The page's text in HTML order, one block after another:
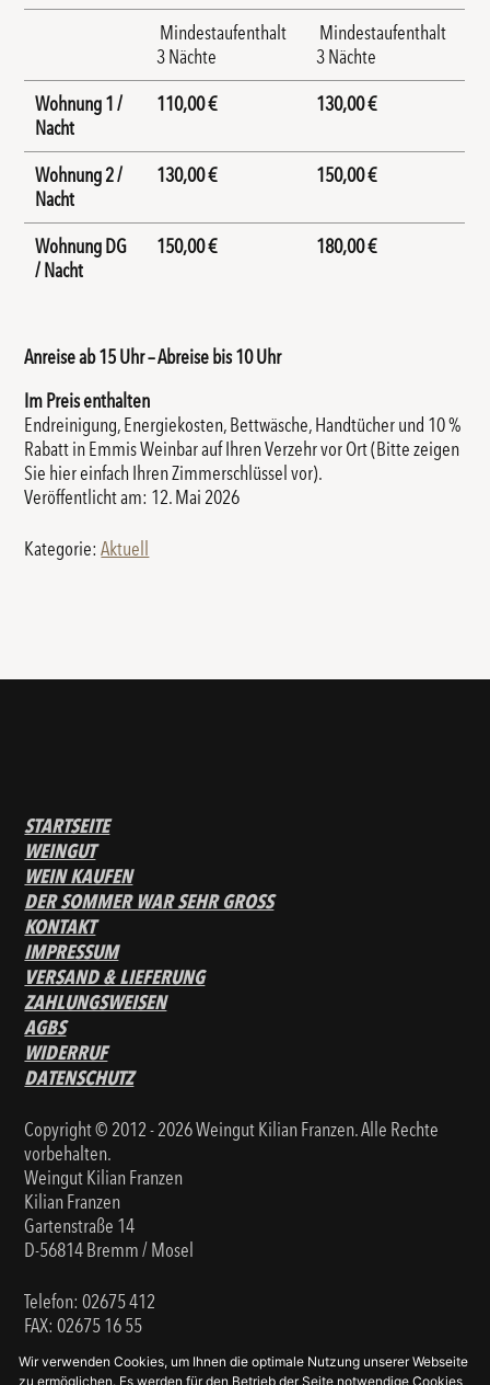
Mindestaufenthalt
3 Nächte
Mindestaufenthalt
3 Nächte
Wohnung 1 /
Nacht
110,00 € 130,00 €
Wohnung 2 /
Nacht
130,00 € 150,00 €
Wohnung DG
/ Nacht
150,00 € 180,00 €
Anreise ab 15 Uhr – Abreise bis 10 Uhr
Im Preis enthalten
Endreinigung, Energiekosten, Bettwäsche, Handtücher und 10 %
Rabatt in Emmis Weinbar auf Ihren Verzehr vor Ort (Bitte zeigen
Sie hier einfach Ihren Zimmerschlüssel vor).
Veröffentlicht am: 12. Mai 2026
Kategorie:Aktuell
Wir verwenden Cookies, um Ihnen die optimale Nutzung unserer Webseite
zu ermöglichen. Es werden für den Betrieb der Seite notwendige Cookies
STARTSEITE
WEINGUT
WEIN KAUFEN
DER SOMMER WAR SEHR GROSS
KONTAKT
IMPRESSUM
VERSAND & LIEFERUNG
ZAHLUNGSWEISEN
AGBS
WIDERRUF
DATENSCHUTZ
Copyright © 2012 - 2026 Weingut Kilian Franzen. Alle Rechte
vorbehalten.
Weingut Kilian Franzen
Kilian Franzen
Gartenstraße 14
D-56814 Bremm / Mosel
Telefon:02675 412
FAX: 02675 16 55
Email:
info@weingut-franzen.de